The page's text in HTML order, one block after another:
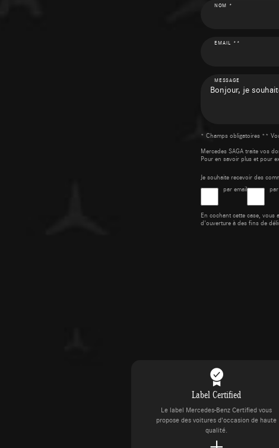
NOM *
EMAIL **
MESSAGE
* Champs obligatoires **
Mercedes SAGA traite vos
Pour en savoir plus et pour
Je souhaite recevoir des
par email
En cochant cette case, vous
d'ouverture à des fins de
Label Certified
Le label Mercedes-Benz Certified vous
propose des voitures d’occasion de haute
qualité.